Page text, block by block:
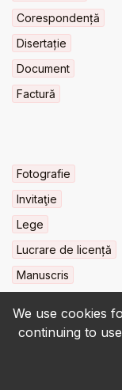
We use cookies
continuing to
Corespondență
Disertație
Document
Factură
Fotografie
Invitaţie
Lege
Lucrare de licență
Manuscris
© 2022-2026